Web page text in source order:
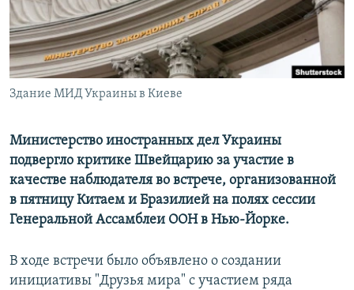
ПОБЕДИТЕЛЕЙ НЕ СУДЯТ?
КРЫМ.НЕПОКОРЕННЫЙ
ELIFBE
УКРАИНСКАЯ ПРОБЛЕМА КРЫМА
ПРИСОЕДИНЯЙТЕСЬ!
Здание МИД Украины в Киеве
Министерство иностранных дел Украины
подвергло критике Швейцарию за участие в
качестве наблюдателя во встрече, организованной
в пятницу Китаем и Бразилией на полях сессии
Генеральной Ассамблеи ООН в Нью-Йорке.
В ходе встречи было объявлено о создании
инициативы "Друзья мира" с участием ряда